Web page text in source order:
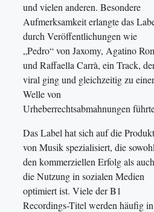
und vielen anderen. Besondere
Aufmerksamkeit erlangte das
durch Veröffentlichungen wie
„Pedro“ von Jaxomy, Agatino
und Raffaella Carrà, ein Track,
viral ging und gleichzeitig zu einer
Welle von
Urheberrechtsabmahnungen
Das Label hat sich auf die
von Musik spezialisiert, die
den kommerziellen Erfolg als
die Nutzung in sozialen Medien
optimiert ist. Viele der B1
Recordings-Titel werden häufig in